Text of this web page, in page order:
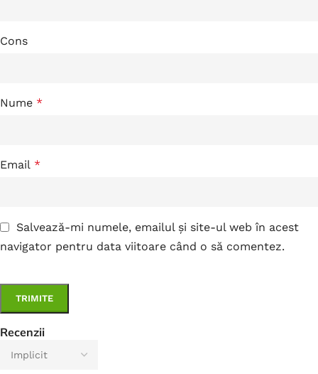
Recenzii
Cons
Nume *
Email *
Salvează-mi numele, emailul și site-ul web în acest
navigator pentru data viitoare când o să comentez.